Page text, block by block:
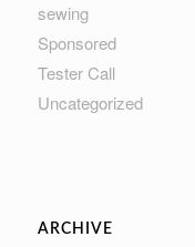
sewing
Sponsored
Tester Call
Uncategorized
ARCHIVE